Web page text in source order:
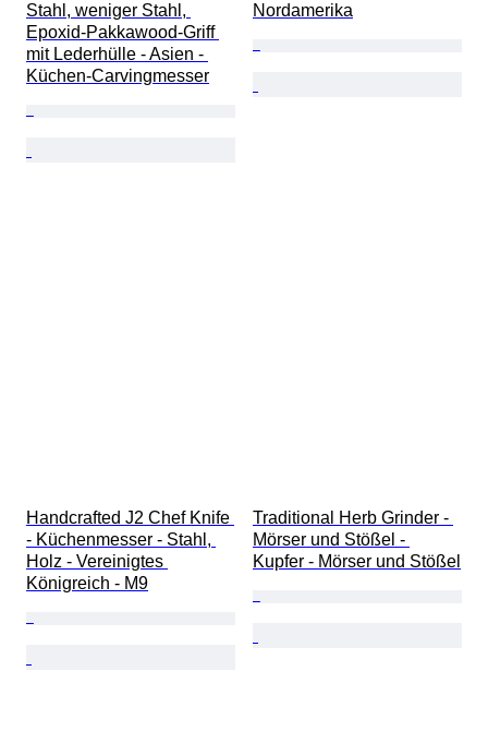
Stahl, weniger Stahl,
Epoxid-Pakkawood-Griff
mit Lederhülle - Asien -
Küchen-Carvingmesser
Nordamerika
Handcrafted J2 Chef Knife
- Küchenmesser - Stahl,
Holz - Vereinigtes
Königreich - M9
Traditional Herb Grinder -
Mörser und Stößel -
Kupfer - Mörser und Stößel